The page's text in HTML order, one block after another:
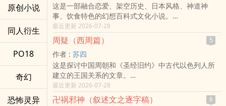
原创小说
同人衍生
PO18
奇幻
恐怖灵异
这是一部融合恋爱、架空历史、日本风格、神道神
事、饮食特色的幻想百科式文化小说。
故事以现代日本为舞台，描写源氏、平氏、藤原氏跟
橘氏四大家族延续近千年的文化竞争。武士头的源太
郎与公主切的平御子，在学习院的校园里，于弓道、
流镝马、茶道、相扑、和菓子与乌龙面等传统文化之
间，进而展开一段跨越历史宿命的爱情恋曲。
全书透过人物故事串联日本的神事、饮食、礼仪、武
艺、美学与历史，使读者在阅读小说的同时，也如同
翻阅一本充满故事性的日本文化百科。
最近更新 2026-07-28
周疑（西周篇） 5
作者 : 苏四
这是探讨中国周朝和《圣经旧约》中古代以色列人所
建立的王国关系的文章。
感谢AI的帮助，无人工智慧，就没有此书出现的可
能。
最近更新 2026-07-28
卍祸邪神（叙述文之逐字稿） 6